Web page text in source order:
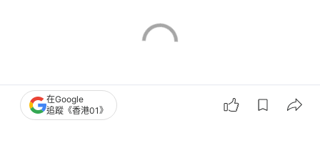
美國 山火
在Google
追蹤《香港01》